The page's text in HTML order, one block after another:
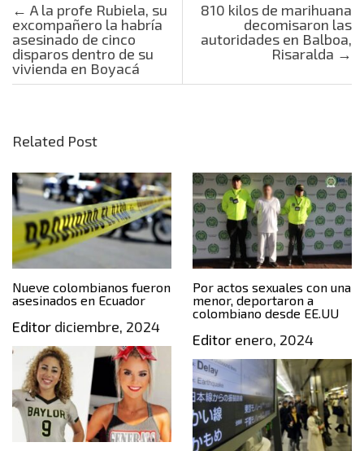
Post navigation
← A la profe Rubiela, su
excompañero la habría
asesinado de cinco
disparos dentro de su
vivienda en Boyacá
810 kilos de marihuana
decomisaron las
autoridades en Balboa,
Risaralda →
Related Post
Nueve colombianos fueron
asesinados en Ecuador
Editor diciembre, 2024
Por actos sexuales con una
menor, deportaron a
colombiano desde EE.UU
Editorenero, 2024